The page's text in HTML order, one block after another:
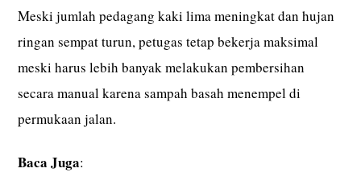
Meski jumlah pedagang kaki lima meningkat dan hujan
ringan sempat turun, petugas tetap bekerja maksimal
meski harus lebih banyak melakukan pembersihan
secara manual karena sampah basah menempel di
permukaan jalan.
Baca Juga: